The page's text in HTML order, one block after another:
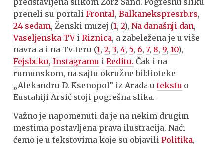
preneli su portaliFrontal,Balkanekspresrb.rs,
24 sedam, Ženski muzej (1,2),Na današnji dan,
Vaseljenska TV iRiznica, a zabeležena je u više
navrata i na Tviteru (1,2, 3,4,5, 6,7, 8, 9,10),
Fejsbuku,Instagramu iReditu. Čak i na
rumunskom, na sajtu okružne biblioteke
„Alekandru D. Ksenopol” iz Arada utekstu o
Eustahiji Arsić stoji pogrešna slika.
Važno je napomenuti da je na nekim drugim
mestima postavljena prava ilustracija. Naći
ćemo je u tekstovima koje su objaviliPolitika,